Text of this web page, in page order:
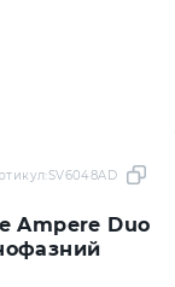
Ampere Duo
SV6048AD